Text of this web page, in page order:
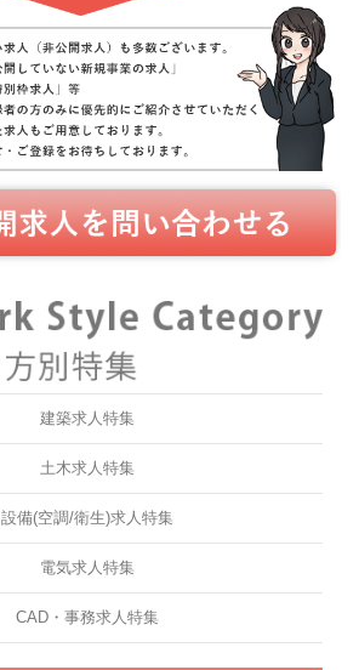
建築求人特集
土木求人特集
設備(空調/衛生)求人特集
電気求人特集
CAD・事務求人特集